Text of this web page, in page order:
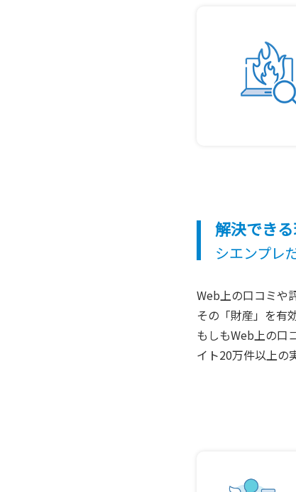
解決でき
シエンプレ
Web上の口コミや
その「財産」を有
もしもWeb上の口
イト20万件以上の